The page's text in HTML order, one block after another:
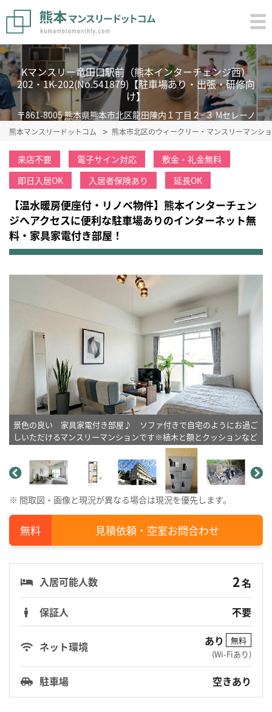
Kマンスリー竜田口駅前（熊本インターチェンジ西）
202・1K-202(No.541879)【駐車場あり・出張・研修向
け】
〒861-8005 熊本県熊本市北区龍田陳内１丁目２−３ Mセレーノ
熊本マンスリードットコム 熊本市北区のウィークリー・マンスリーマンシ
来店不要 電子サイン対応
敷金・礼金無料
即日入居OK
入居者保険あり 延長OK
【温水暖房便座付・リノベ物件】熊本インターチェン
ジへアクセスに便利な駐車場ありのインターネット無
料・家具家電付き部屋！
景色の良い 家具家電付き部屋♪ ソファ付きで自宅のようにお過ご
しいただけるマンスリーマンションです※植木と額とクッションなど
※ 間取図・画像と現況が異なる場合は現況を優先します。
見積依頼・空室お問合わせ
入居可能人数 2名
保証人
不要
ネット環境 あり
無料
(Wi-Fiあり)
駐車場 空きあり